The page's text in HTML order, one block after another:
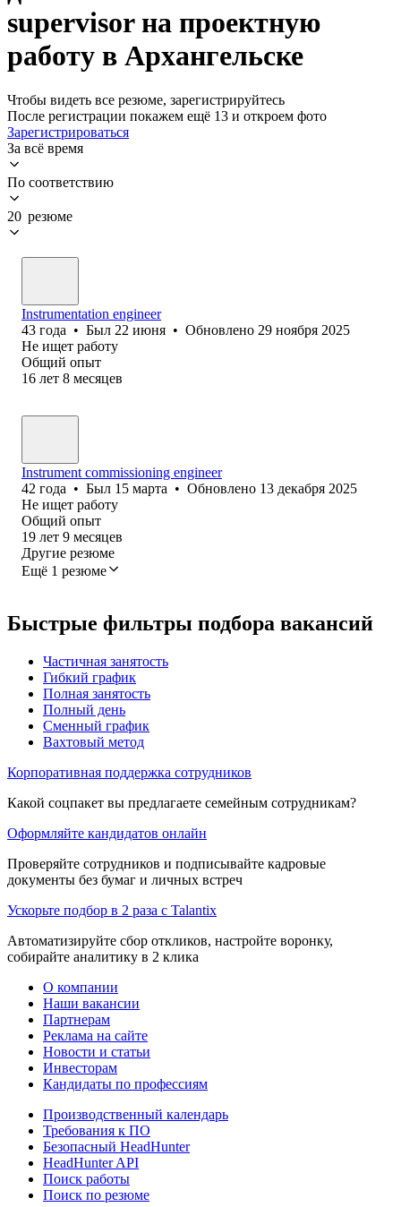
supervisor на проектную
работу в Архангельске
Чтобы видеть все резюме, зарегистрируйтесь
После регистрации покажем ещё 13 и откроем фото
Зарегистрироваться
За всё время
По соответствию
20 резюме
Instrumentation engineer
43 года • Был 22 июня • Обновлено 29 ноября 2025
Не ищет работу
Общий опыт
16 лет 8 месяцев
Instrument commissioning engineer
42 года • Был 15 марта • Обновлено 13 декабря 2025
Не ищет работу
Общий опыт
19 лет 9 месяцев
Другие резюме
Ещё 1 резюме
Быстрые фильтры подбора вакансий
Частичная занятость
Гибкий график
Полная занятость
Полный день
Сменный график
Вахтовый метод
Корпоративная поддержка сотрудников
Какой соцпакет вы предлагаете семейным сотрудникам?
Оформляйте кандидатов онлайн
Проверяйте сотрудников и подписывайте кадровые
документы без бумаг и личных встреч
Ускорьте подбор в 2 раза с Talantix
Автоматизируйте сбор откликов, настройте воронку,
собирайте аналитику в 2 клика
О компании
Наши вакансии
Партнерам
Реклама на сайте
Новости и статьи
Инвесторам
Кандидаты по профессиям
Производственный календарь
Требования к ПО
Безопасный HeadHunter
HeadHunter API
Поиск работы
Поиск по резюме